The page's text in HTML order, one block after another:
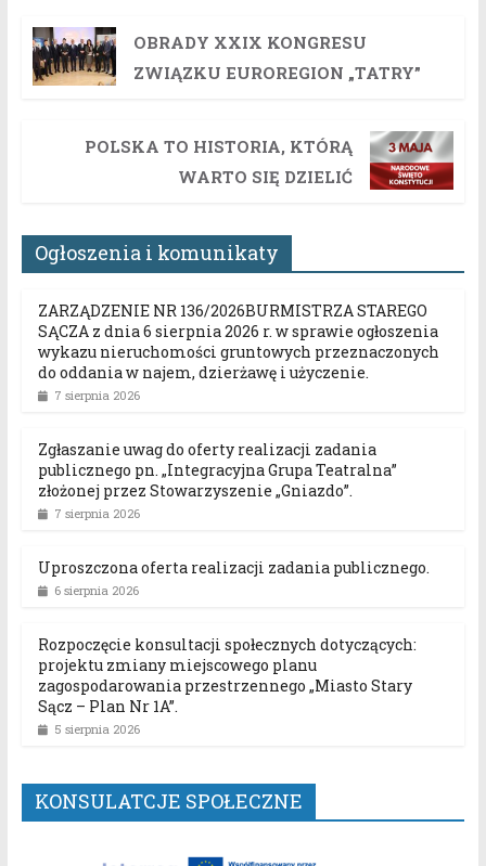
OBRADY XXIX KONGRESU
ZWIĄZKU EUROREGION „TATRY”
POLSKA TO HISTORIA, KTÓRĄ
WARTO SIĘ DZIELIĆ
Ogłoszenia i komunikaty
ZARZĄDZENIE NR 136/2026BURMISTRZA STAREGO
SĄCZA z dnia 6 sierpnia 2026 r. w sprawie ogłoszenia
wykazu nieruchomości gruntowych przeznaczonych
do oddania w najem, dzierżawę i użyczenie.
7 sierpnia 2026
Zgłaszanie uwag do oferty realizacji zadania
publicznego pn. „Integracyjna Grupa Teatralna”
złożonej przez Stowarzyszenie „Gniazdo”.
7 sierpnia 2026
Uproszczona oferta realizacji zadania publicznego.
6 sierpnia 2026
Rozpoczęcie konsultacji społecznych dotyczących:
projektu zmiany miejscowego planu
zagospodarowania przestrzennego „Miasto Stary
Sącz – Plan Nr 1A”.
5 sierpnia 2026
KONSULATCJE SPOŁECZNE